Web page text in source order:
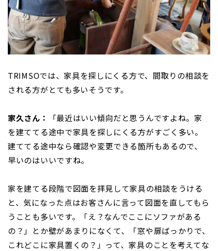
TRIMSOでは、家具を探しにくる方で、間取りの相談を
される方がとても多いそうです。
家久さん：
「最近はいい傾向だと思うんですよね。家
を建ててる途中で家具を探しにくる方がすごく多い。
建ててる途中なら確認や変更できる箇所もあるので、
早いのはいいですね。
家を建てる段階で図面を拝見して家具の相談をうける
と、気になった点はお客さんに言って図面を直してもら
うことも多いです。「え？なんでここにソファがある
の？」とか壁があまりになくて、「窓や扉ばっかりで、
これどこに家具置くの？」って、家具のことを考えてな